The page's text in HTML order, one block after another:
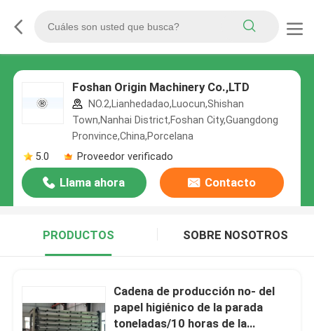
Foshan Origin Machinery Co.,LTD
NO.2,Lianhedadao,Luocun,Shishan
Town,Nanhai District,Foshan City,Guangdong
Pronvince,China,Porcelana
5.0
Proveedor verificado
Llama ahora Contacto
PRODUCTOS SOBRE NOSOTROS
Cadena de producción no- del
papel higiénico de la parada
toneladas/10 horas de la